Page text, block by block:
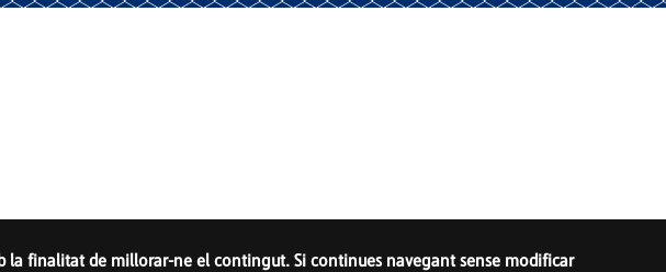
la finalitat de millorar-ne el contingut. Si continues navegant sense modificar